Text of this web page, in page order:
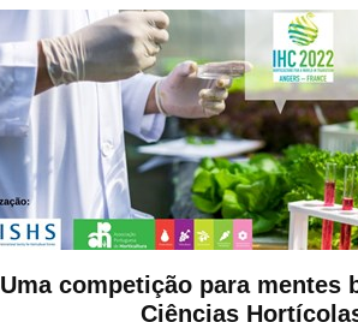
Uma competição para mentes
Ciências